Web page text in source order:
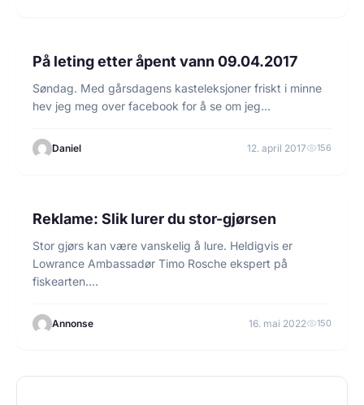
FLUEFISKE
På leting etter åpent vann 09.04.2017
Søndag. Med gårsdagens kasteleksjoner friskt i minne
hev jeg meg over facebook for å se om jeg…
Daniel 12. april 2017 156
ANNONSØRINNHOLD
Reklame: Slik lurer du stor-gjørsen
Stor gjørs kan være vanskelig å lure. Heldigvis er
Lowrance Ambassadør Timo Rosche ekspert på
fiskearten.…
Annonse 16. mai 2022 150